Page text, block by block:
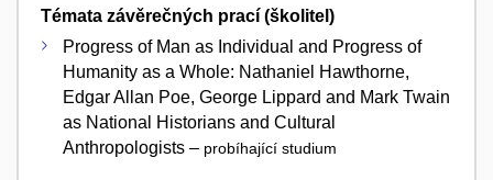
Témata závěrečných prací (školitel)
Progress of Man as Individual and Progress of
Humanity as a Whole: Nathaniel Hawthorne,
Edgar Allan Poe, George Lippard and Mark Twain
as National Historians and Cultural
Anthropologists – probíhající studium